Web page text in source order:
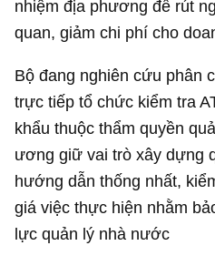
nhiệm địa phương để rút
quan, giảm chi phí cho
Bộ đang nghiên cứu phân
trực tiếp tổ chức kiểm tra
khẩu thuộc thẩm quyền
ương giữ vai trò xây dựng
hướng dẫn thống nhất,
giá việc thực hiện nhằm
lực quản lý nhà nước